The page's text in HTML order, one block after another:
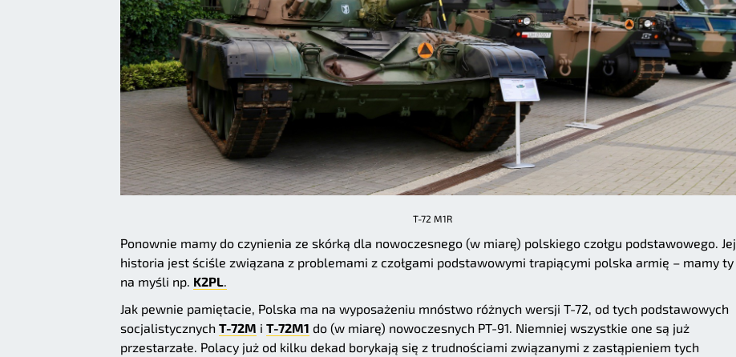
T-72 M1R
Ponownie mamy do czynienia ze skórką dla nowoczesnego (w miarę) polskiego czołgu podstawowego. Jej
historia jest ściśle związana z problemami z czołgami podstawowymi trapiącymi polska armię – mamy ty
na myśli np. K2PL.
Jak pewnie pamiętacie, Polska ma na wyposażeniu mnóstwo różnych wersji T-72, od tych podstawowych
socjalistycznych T-72M i T-72M1 do (w miarę) nowoczesnych PT-91. Niemniej wszystkie one są już
przestarzałe. Polacy już od kilku dekad borykają się z trudnościami związanymi z zastąpieniem tych